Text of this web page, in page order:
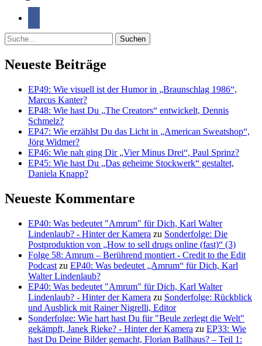
Suche
Neueste Beiträge
EP49: Wie visuell ist der Humor in „Braunschlag 1986“,
Marcus Kanter?
EP48: Wie hast Du „The Creators“ entwickelt, Dennis
Schmelz?
EP47: Wie erzählst Du das Licht in „American Sweatshop“,
Jörg Widmer?
EP46: Wie nah ging Dir „Vier Minus Drei“, Paul Sprinz?
EP45: Wie hast Du „Das geheime Stockwerk“ gestaltet,
Daniela Knapp?
Neueste Kommentare
EP40: Was bedeutet "Amrum" für Dich, Karl Walter
Lindenlaub? - Hinter der Kamera zu Sonderfolge: Die
Postproduktion von „How to sell drugs online (fast)“ (3)
Folge 58: Amrum – Berührend montiert - Credit to the Edit
Podcast zu EP40: Was bedeutet „Amrum“ für Dich, Karl
Walter Lindenlaub?
EP40: Was bedeutet "Amrum" für Dich, Karl Walter
Lindenlaub? - Hinter der Kamera zu Sonderfolge: Rückblick
und Ausblick mit Rainer Nigrelli, Editor
Sonderfolge: Wie hart hast Du für "Beule zerlegt die Welt"
gekämpft, Janek Rieke? - Hinter der Kamera zu EP33: Wie
hast Du Deine Bilder gemacht, Florian Ballhaus? – Teil 1: